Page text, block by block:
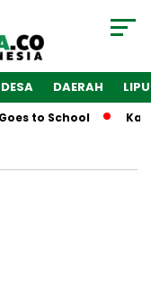
DESA DAERAH
to School